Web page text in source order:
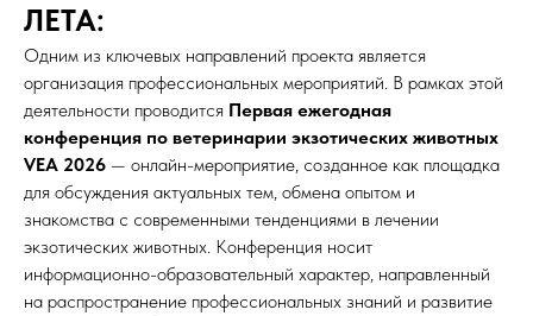
ЛЕТА:
Одним из ключевых направлений проекта является
организация профессиональных мероприятий. В рамках этой
деятельности проводится Первая ежегодная
конференция по ветеринарии экзотических животных
VEA 2026 — онлайн-мероприятие, созданное как площадка
для обсуждения актуальных тем, обмена опытом и
знакомства с современными тенденциями в лечении
экзотических животных. Конференция носит
информационно-образовательный характер, направленный
на распространение профессиональных знаний и развитие